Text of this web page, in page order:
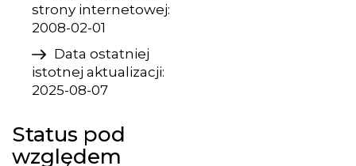
strony internetowej:
2008-02-01
Data ostatniej
istotnej aktualizacji:
2025-08-07
Status pod
względem